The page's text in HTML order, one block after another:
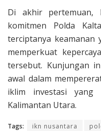
Di akhir pertemuan,
komitmen Polda
terciptanya
memperkuat
tersebut. Kunjungan
awal dalam
iklim investasi yang
Kalimantan Utara.
Tags: ikn nusantara